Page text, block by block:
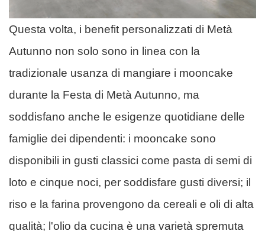
Questa volta, i benefit personalizzati di Metà
Autunno non solo sono in linea con la
tradizionale usanza di mangiare i mooncake
durante la Festa di Metà Autunno, ma
soddisfano anche le esigenze quotidiane delle
famiglie dei dipendenti: i mooncake sono
disponibili in gusti classici come pasta di semi di
loto e cinque noci, per soddisfare gusti diversi; il
riso e la farina provengono da cereali e oli di alta
qualità; l'olio da cucina è una varietà spremuta